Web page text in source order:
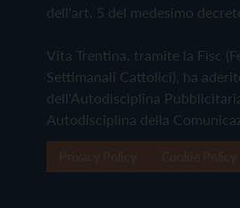
dell'art. 5 del medesimo
Vita Trentina, tramite la Fisc
Settimanali Cattolici), ha
dell'Autodisciplina
Autodisciplina della